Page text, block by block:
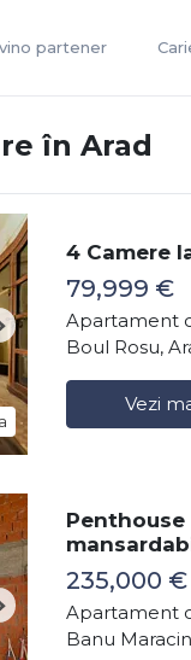
partener
în Arad
4 Camere
79,999 €
Apartament
Boul Rosu,
Vezi
235,000 €
Apartament
Banu